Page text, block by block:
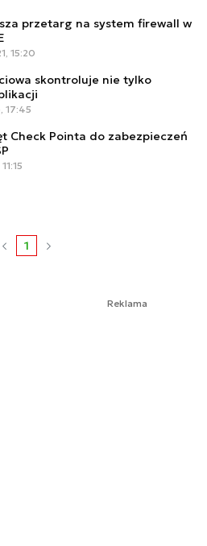
przetarg na system firewall w
15:20
skontroluje nie tylko
17:45
Check Pointa do zabezpieczeń
1
Reklama